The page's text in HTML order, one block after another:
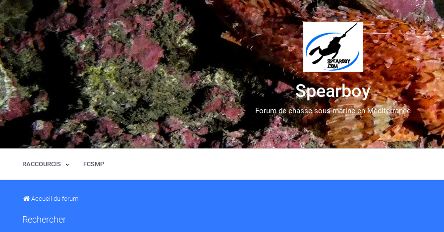
Spearboy
Forum de chasse sous-marine en Méditerranée
RACCOURCIS FCSMP
Accueil du forum
Rechercher